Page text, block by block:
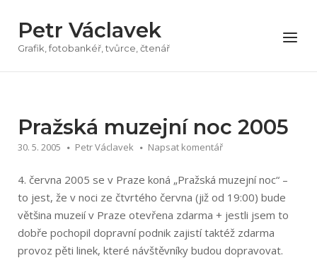
obsah
Petr Václavek
Grafik, fotobankéř, tvůrce, čtenář
Menu
Pražská muzejní noc 2005
30. 5. 2005 Petr Václavek Napsat komentář
4. června 2005 se v Praze koná „Pražská muzejní noc“ –
to jest, že v noci ze čtvrtého června (již od 19:00) bude
většina muzeií v Praze otevřena zdarma + jestli jsem to
dobře pochopil dopravní podnik zajistí taktéž zdarma
provoz pěti linek, které návštěvníky budou dopravovat.